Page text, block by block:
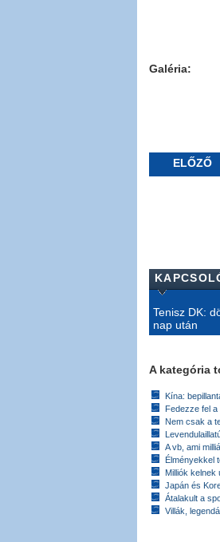
Galéria:
ELŐZŐ
Tenisz DK:
nap után
A kategória
Kína:
Fedezze fel
Nem csak a
A vb, ami
Élményekkel
Milliók
Japán és
Átalakult a
Villák,